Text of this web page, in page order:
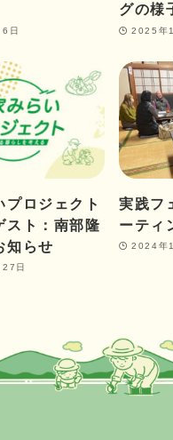
日
グの様
2025年
プロジェクト
スト：南部隆
知らせ
日
実践フ
ーティ
2024年